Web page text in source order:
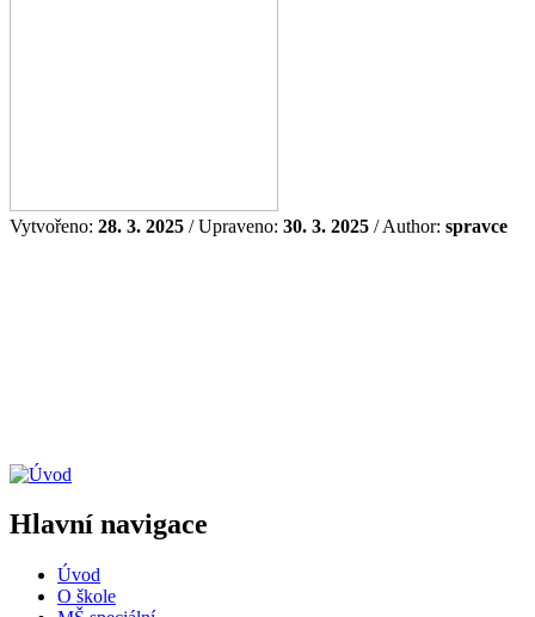
Vytvořeno: 28. 3. 2025 / Upraveno: 30. 3. 2025 / Author: spravce
Hlavní navigace
Úvod
O škole